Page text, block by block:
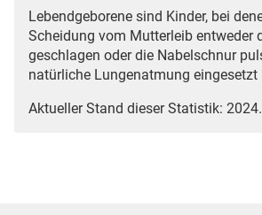
Lebendgeborene sind Kinder, bei
Scheidung vom Mutterleib entweder
geschlagen oder die Nabelschnur
natürliche Lungenatmung eingesetzt
Aktueller Stand dieser Statistik: 2024.